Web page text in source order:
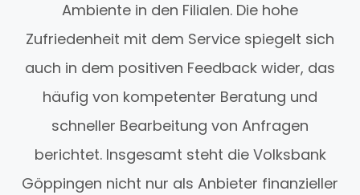
Ambiente in den Filialen. Die hohe
Zufriedenheit mit dem Service spiegelt sich
auch in dem positiven Feedback wider, das
häufig von kompetenter Beratung und
schneller Bearbeitung von Anfragen
berichtet. Insgesamt steht die Volksbank
Göppingen nicht nur als Anbieter finanzieller